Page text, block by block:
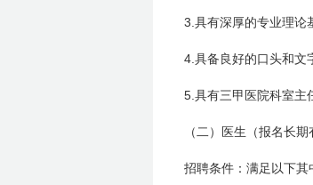
3. 具有深厚的专业理论
4. 具备良好的口头和文
5. 具有三甲医院科室主
（二）医生（报名长期
招聘条件：满足以下其